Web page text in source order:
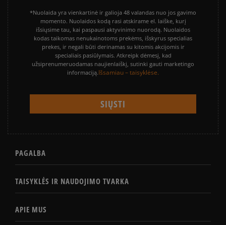
*Nuolaida yra vienkartinė ir galioja 48 valandas nuo jos gavimo
momento. Nuolaidos kodą rasi atskirame el. laiške, kurį
išsiųsime tau, kai paspausi aktyvinimo nuorodą. Nuolaidos
kodas taikomas nenukainotoms prekėms, išskyrus specialias
prekes, ir negali būti derinamas su kitomis akcijomis ir
specialiais pasiūlymais. Atkreipk dėmesį, kad
užsiprenumeruodamas naujienlaiškį, sutinki gauti marketingo
informaciją.Išsamiau – taisyklėse.
PAGALBA
TAISYKLĖS IR NAUDOJIMO TVARKA
APIE MUS